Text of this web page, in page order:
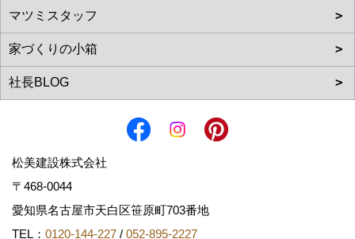
松美建設株式会社
〒468-0044
愛知県名古屋市天白区笹原町703番地
TEL： 0120-144-227 / 052-895-2227